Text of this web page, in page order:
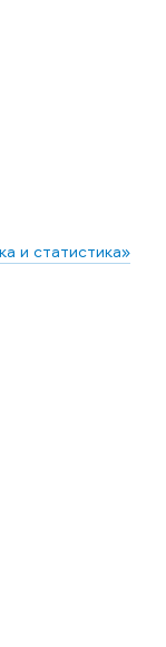
и статистика»